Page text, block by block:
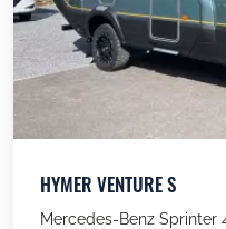
HYMER VENTURE S
Mercedes-Benz Sprinter